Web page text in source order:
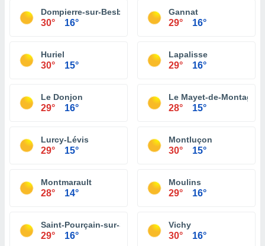
Dompierre-sur-Besbre
30° 16°
Gannat
29° 16°
Huriel
30° 15°
Lapalisse
29° 16°
Le Donjon
29° 16°
Le Mayet-de-Montagne
28° 15°
Lurcy-Lévis
29° 15°
Montluçon
30° 15°
Montmarault
28° 14°
Moulins
29° 16°
Saint-Pourçain-sur-Sioule
29° 16°
Vichy
30° 16°